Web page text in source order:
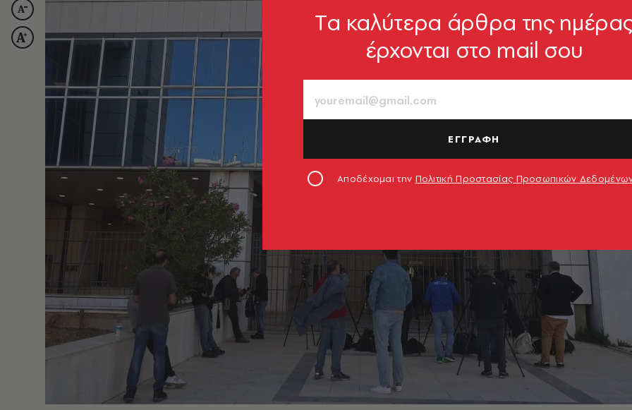
Tα καλύτερα άρθρα της
έρχονται στο mail σου
ΕΓΓΡΑΦΗ
Αποδέχομαι την Πολιτική Προστασίας Προσωπικών